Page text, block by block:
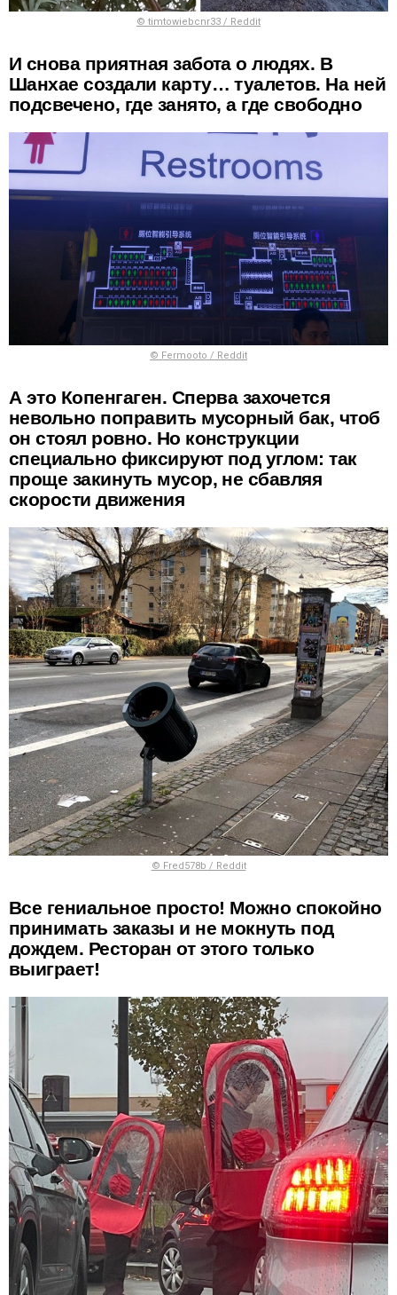
© timtowiebcnr33 / Reddit
И снова приятная забота о людях. В
Шанхае создали карту… туалетов. На ней
подсвечено, где занято, а где свободно
© Fermooto / Reddit
А это Копенгаген. Сперва захочется
невольно поправить мусорный бак, чтоб
он стоял ровно. Но конструкции
специально фиксируют под углом: так
проще закинуть мусор, не сбавляя
скорости движения
© Fred578b / Reddit
Все гениальное просто! Можно спокойно
принимать заказы и не мокнуть под
дождем. Ресторан от этого только
выиграет!